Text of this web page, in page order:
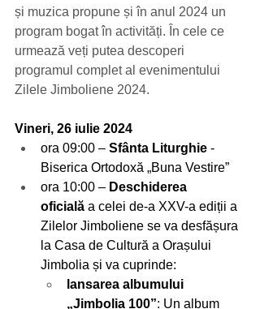
și muzica propune și în anul 2024 un
program bogat în activități. În cele ce
urmează veți putea descoperi
programul complet al evenimentului
Zilele Jimboliene 2024.
Vineri, 26 iulie 2024
ora 09:00 – Sfânta Liturghie -
Biserica Ortodoxă „Buna Vestire”
ora 10:00 – Deschiderea
oficială a celei de-a XXV-a ediții a
Zilelor Jimboliene se va desfășura
la Casa de Cultură a Orașului
Jimbolia și va cuprinde:
lansarea albumului
„Jimbolia 100”: Un album